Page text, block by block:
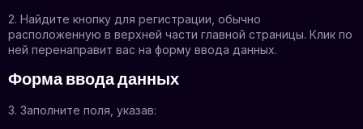
2. Найдите кнопку для регистрации, обычно
расположенную в верхней части главной страницы. Клик по
ней перенаправит вас на форму ввода данных.
Форма ввода данных
3. Заполните поля, указав: